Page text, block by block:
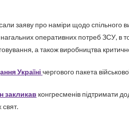
заяву про наміри щодо спільного
оперативних потреб ЗСУ, в
а також виробництва
Україні чергового пакета
закликав конгресменів підтримати
свят.